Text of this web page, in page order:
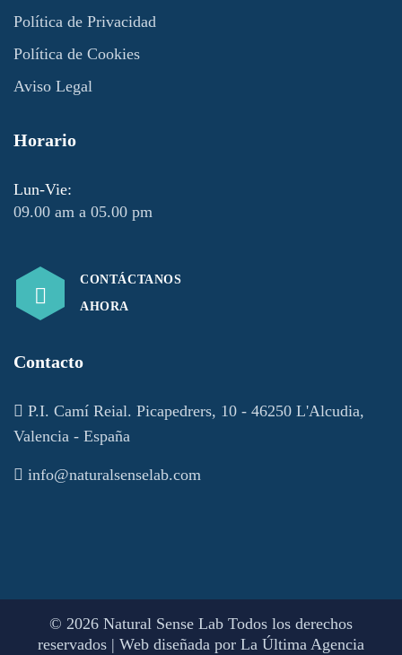
Política de Privacidad
Política de Cookies
Aviso Legal
Horario
Lun-Vie:
09.00 am a 05.00 pm
CONTÁCTANOS
AHORA
Contacto
P.I. Camí Reial. Picapedrers, 10 - 46250 L'Alcudia,
Valencia - España
info@naturalsenselab.com
© 2026 Natural Sense Lab Todos los derechos
reservados | Web diseñada por La Última Agencia